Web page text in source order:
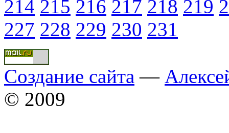
214 215 216 217 218 219
227 228 229 230 231
Создание сайта —
© 2009